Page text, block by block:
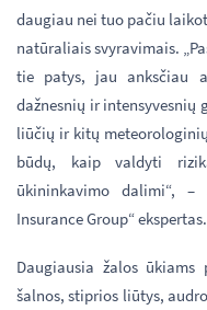
daugiau nei tuo pačiu
natūraliais svyravimais.
tie patys, jau anksčiau
dažnesnių ir intensyvesnių
liūčių ir kitų
būdų, kaip valdyti
ūkininkavimo dalimi“, –
Insurance Group“ ekspertas.
Daugiausia žalos
šalnos, stiprios liūtys,